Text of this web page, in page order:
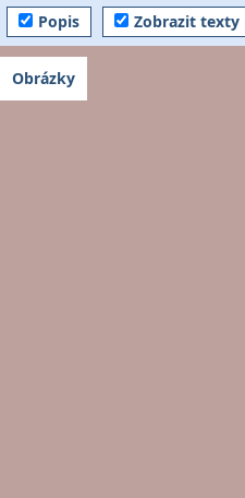
Popis Zobrazit texty
Obrázky